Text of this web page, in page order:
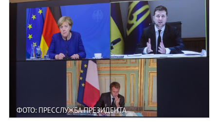
ФОТО: ПРЕССЛУЖБА ПРЕЗИДЕНТА